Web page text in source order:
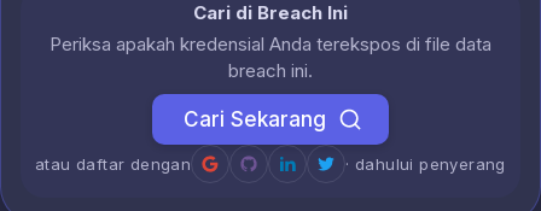
Cari di Breach Ini
Periksa apakah kredensial Anda terekspos di file data
breach ini.
Cari Sekarang
atau daftar dengan · dahului penyerang